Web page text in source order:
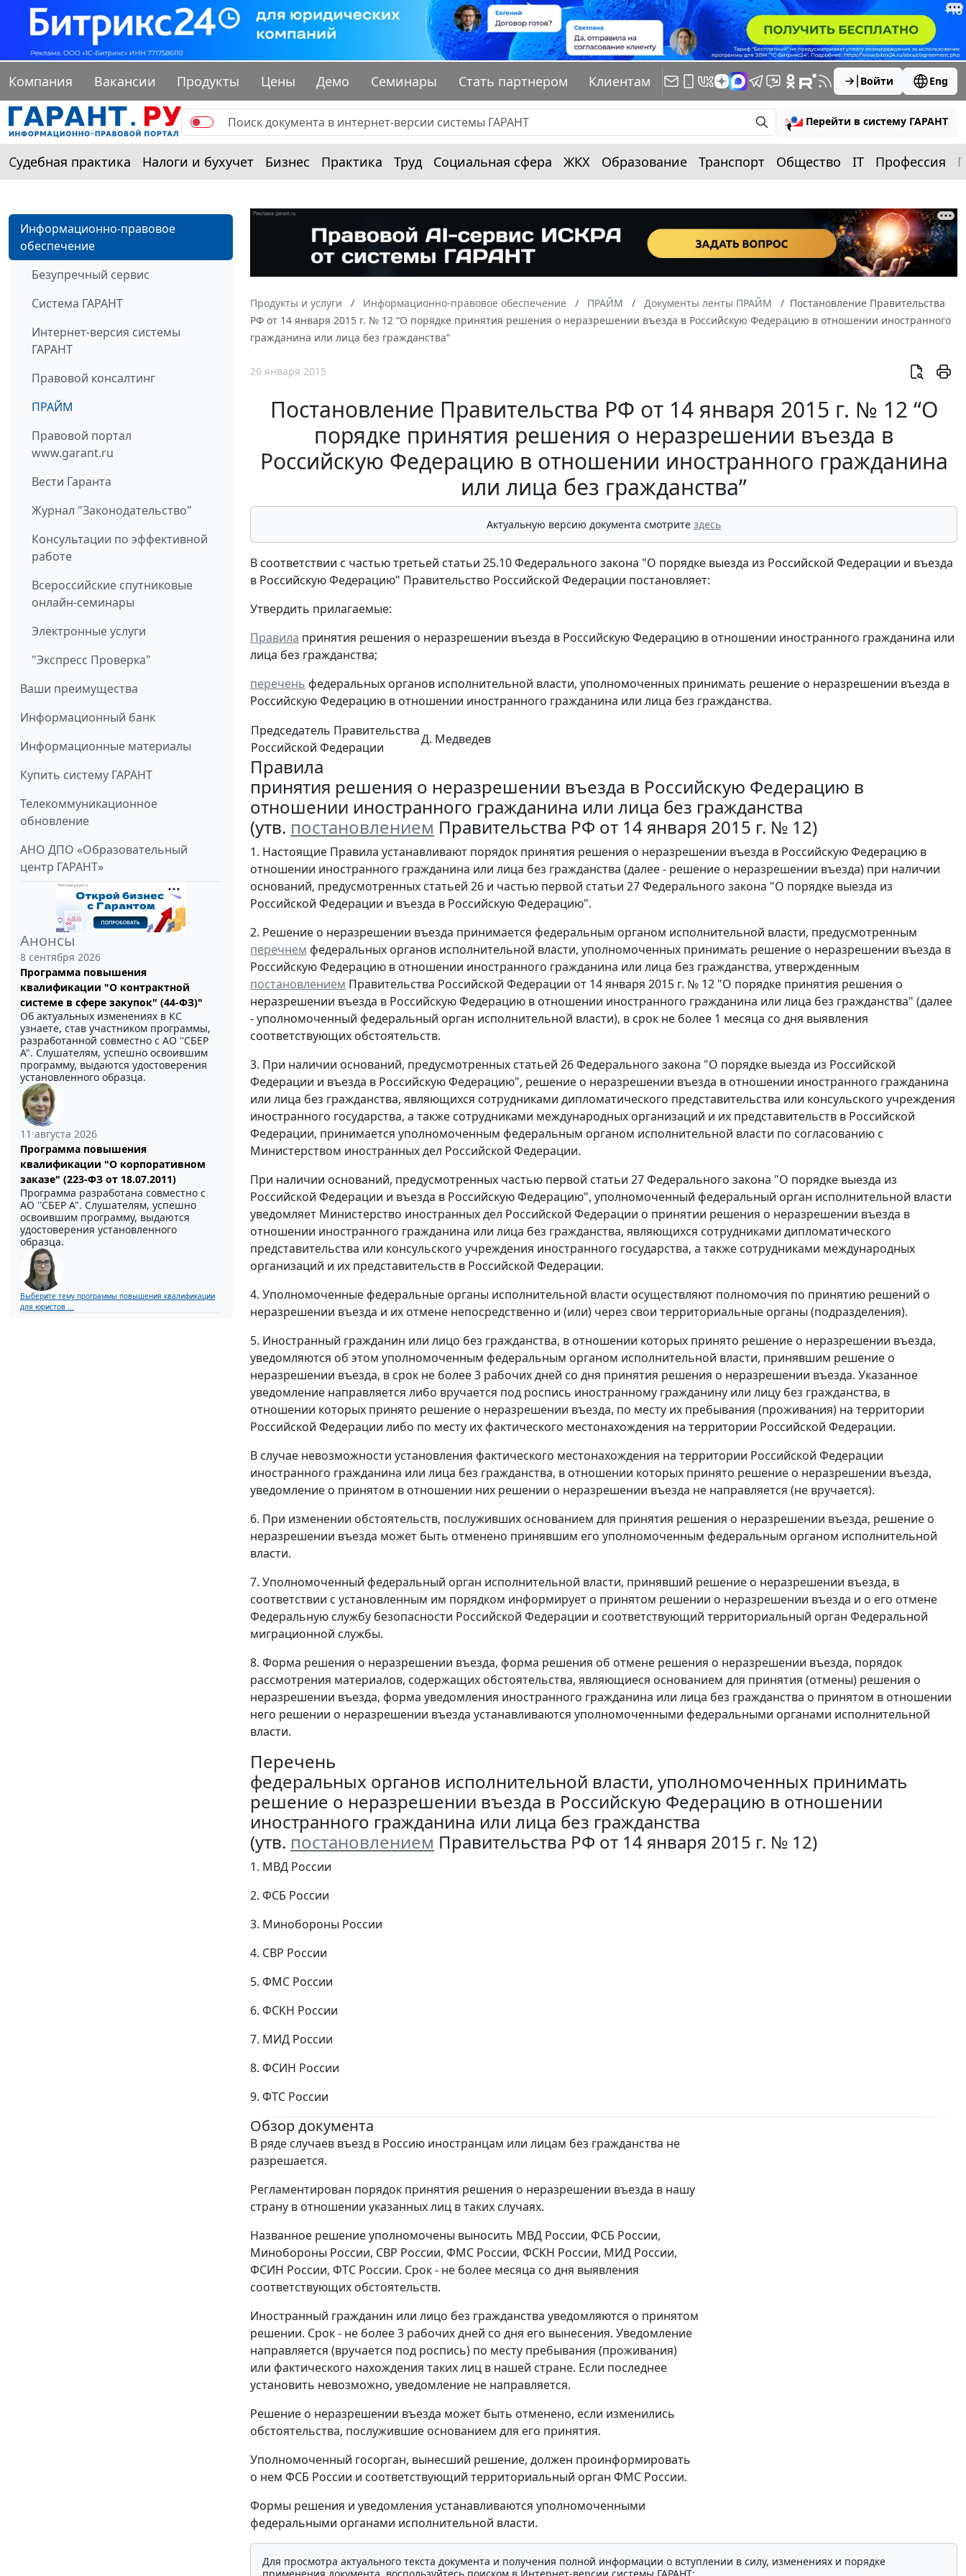
Компания Вакансии Продукты Цены Демо Семинары Стать партнером Клиентам Войти Eng
Перейти в систему ГАРАНТ
Судебная практика Налоги и бухучет Бизнес Практика Труд Социальная сфера ЖКХ Образование Транспорт Общество IT Профессия
Информационно-правовое
обеспечение
Безупречный сервис
Система ГАРАНТ
Интернет-версия системы
ГАРАНТ
Правовой консалтинг
ПРАЙМ
Правовой портал
www.garant.ru
Вести Гаранта
Журнал "Законодательство"
Консультации по эффективной
работе
Всероссийские спутниковые
онлайн-семинары
Электронные услуги
"Экспресс Проверка"
Ваши преимущества
Информационный банк
Информационные материалы
Купить систему ГАРАНТ
Телекоммуникационное
обновление
АНО ДПО «Образовательный
центр ГАРАНТ»
Анонсы
8 сентября 2026
Программа повышения
квалификации "О контрактной
системе в сфере закупок" (44-ФЗ)"
Об актуальных изменениях в КС
узнаете, став участником программы,
разработанной совместно с АО ''СБЕР
А". Слушателям, успешно освоившим
программу, выдаются удостоверения
установленного образца.
11 августа 2026
Программа повышения
квалификации "О корпоративном
заказе" (223-ФЗ от 18.07.2011)
Программа разработана совместно с
АО ''СБЕР А". Слушателям, успешно
освоившим программу, выдаются
удостоверения установленного
образца.
Выберите тему программы повышения квалификации
для юристов ...
Продукты и услуги Информационно-правовое обеспечение ПРАЙМ Документы ленты ПРАЙМ
Постановление Правительства
РФ от 14 января 2015 г. № 12 “О порядке принятия решения о неразрешении въезда в Российскую Федерацию в отношении иностранного
гражданина или лица без гражданства”
20 января 2015
Постановление Правительства РФ от 14 января 2015 г. № 12 “О
порядке принятия решения о неразрешении въезда в
Российскую Федерацию в отношении иностранного гражданина
или лица без гражданства”
Актуальную версию документа смотрите здесь
В соответствии с частью третьей статьи 25.10 Федерального закона "О порядке выезда из Российской Федерации и въезда
в Российскую Федерацию" Правительство Российской Федерации постановляет:
Утвердить прилагаемые:
Правила принятия решения о неразрешении въезда в Российскую Федерацию в отношении иностранного гражданина или
лица без гражданства;
перечень федеральных органов исполнительной власти, уполномоченных принимать решение о неразрешении въезда в
Российскую Федерацию в отношении иностранного гражданина или лица без гражданства.
Председатель Правительства
Российской Федерации
Д. Медведев
Правила
принятия решения о неразрешении въезда в Российскую Федерацию в
отношении иностранного гражданина или лица без гражданства
(утв. постановлением Правительства РФ от 14 января 2015 г. № 12)
1. Настоящие Правила устанавливают порядок принятия решения о неразрешении въезда в Российскую Федерацию в
отношении иностранного гражданина или лица без гражданства (далее - решение о неразрешении въезда) при наличии
оснований, предусмотренных статьей 26 и частью первой статьи 27 Федерального закона "О порядке выезда из
Российской Федерации и въезда в Российскую Федерацию".
2. Решение о неразрешении въезда принимается федеральным органом исполнительной власти, предусмотренным
перечнем федеральных органов исполнительной власти, уполномоченных принимать решение о неразрешении въезда в
Российскую Федерацию в отношении иностранного гражданина или лица без гражданства, утвержденным
постановлением Правительства Российской Федерации от 14 января 2015 г. № 12 "О порядке принятия решения о
неразрешении въезда в Российскую Федерацию в отношении иностранного гражданина или лица без гражданства" (далее
- уполномоченный федеральный орган исполнительной власти), в срок не более 1 месяца со дня выявления
соответствующих обстоятельств.
3. При наличии оснований, предусмотренных статьей 26 Федерального закона "О порядке выезда из Российской
Федерации и въезда в Российскую Федерацию", решение о неразрешении въезда в отношении иностранного гражданина
или лица без гражданства, являющихся сотрудниками дипломатического представительства или консульского учреждения
иностранного государства, а также сотрудниками международных организаций и их представительств в Российской
Федерации, принимается уполномоченным федеральным органом исполнительной власти по согласованию с
Министерством иностранных дел Российской Федерации.
При наличии оснований, предусмотренных частью первой статьи 27 Федерального закона "О порядке выезда из
Российской Федерации и въезда в Российскую Федерацию", уполномоченный федеральный орган исполнительной власти
уведомляет Министерство иностранных дел Российской Федерации о принятии решения о неразрешении въезда в
отношении иностранного гражданина или лица без гражданства, являющихся сотрудниками дипломатического
представительства или консульского учреждения иностранного государства, а также сотрудниками международных
организаций и их представительств в Российской Федерации.
4. Уполномоченные федеральные органы исполнительной власти осуществляют полномочия по принятию решений о
неразрешении въезда и их отмене непосредственно и (или) через свои территориальные органы (подразделения).
5. Иностранный гражданин или лицо без гражданства, в отношении которых принято решение о неразрешении въезда,
уведомляются об этом уполномоченным федеральным органом исполнительной власти, принявшим решение о
неразрешении въезда, в срок не более 3 рабочих дней со дня принятия решения о неразрешении въезда. Указанное
уведомление направляется либо вручается под роспись иностранному гражданину или лицу без гражданства, в
отношении которых принято решение о неразрешении въезда, по месту их пребывания (проживания) на территории
Российской Федерации либо по месту их фактического местонахождения на территории Российской Федерации.
В случае невозможности установления фактического местонахождения на территории Российской Федерации
иностранного гражданина или лица без гражданства, в отношении которых принято решение о неразрешении въезда,
уведомление о принятом в отношении них решении о неразрешении въезда не направляется (не вручается).
6. При изменении обстоятельств, послуживших основанием для принятия решения о неразрешении въезда, решение о
неразрешении въезда может быть отменено принявшим его уполномоченным федеральным органом исполнительной
власти.
7. Уполномоченный федеральный орган исполнительной власти, принявший решение о неразрешении въезда, в
соответствии с установленным им порядком информирует о принятом решении о неразрешении въезда и о его отмене
Федеральную службу безопасности Российской Федерации и соответствующий территориальный орган Федеральной
миграционной службы.
8. Форма решения о неразрешении въезда, форма решения об отмене решения о неразрешении въезда, порядок
рассмотрения материалов, содержащих обстоятельства, являющиеся основанием для принятия (отмены) решения о
неразрешении въезда, форма уведомления иностранного гражданина или лица без гражданства о принятом в отношении
него решении о неразрешении въезда устанавливаются уполномоченными федеральными органами исполнительной
власти.
Перечень
федеральных органов исполнительной власти, уполномоченных принимать
решение о неразрешении въезда в Российскую Федерацию в отношении
иностранного гражданина или лица без гражданства
(утв. постановлением Правительства РФ от 14 января 2015 г. № 12)
1. МВД России
2. ФСБ России
3. Минобороны России
4. СВР России
5. ФМС России
6. ФСКН России
7. МИД России
8. ФСИН России
9. ФТС России
Обзор документа
В ряде случаев въезд в Россию иностранцам или лицам без гражданства не
разрешается.
Регламентирован порядок принятия решения о неразрешении въезда в нашу
страну в отношении указанных лиц в таких случаях.
Названное решение уполномочены выносить МВД России, ФСБ России,
Минобороны России, СВР России, ФМС России, ФСКН России, МИД России,
ФСИН России, ФТС России. Срок - не более месяца со дня выявления
соответствующих обстоятельств.
Иностранный гражданин или лицо без гражданства уведомляются о принятом
решении. Срок - не более 3 рабочих дней со дня его вынесения. Уведомление
направляется (вручается под роспись) по месту пребывания (проживания)
или фактического нахождения таких лиц в нашей стране. Если последнее
установить невозможно, уведомление не направляется.
Решение о неразрешении въезда может быть отменено, если изменились
обстоятельства, послужившие основанием для его принятия.
Уполномоченный госорган, вынесший решение, должен проинформировать
о нем ФСБ России и соответствующий территориальный орган ФМС России.
Формы решения и уведомления устанавливаются уполномоченными
федеральными органами исполнительной власти.
Для просмотра актуального текста документа и получения полной информации о вступлении в силу, изменениях и порядке